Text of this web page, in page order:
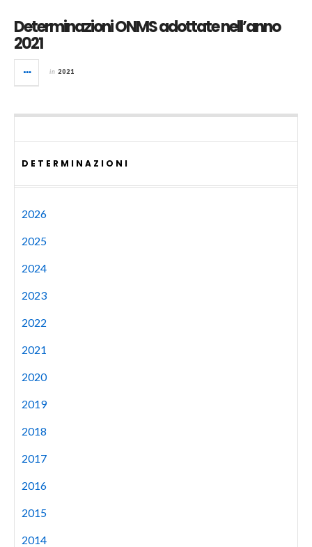
Determinazioni ONMS adottate nell’anno
2021
in 2021
DETERMINAZIONI
2026
2025
2024
2023
2022
2021
2020
2019
2018
2017
2016
2015
2014